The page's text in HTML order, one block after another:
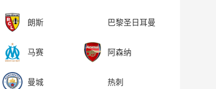
朗斯 巴黎圣日耳曼
马赛 阿森纳
曼城 热刺